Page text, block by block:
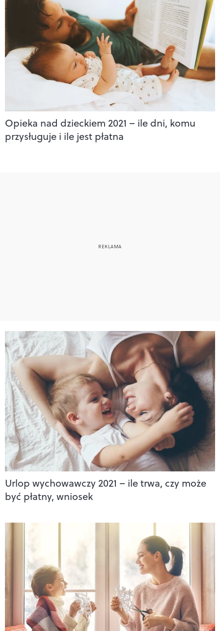
Opieka nad dzieckiem 2021 – ile dni, komu
przysługuje i ile jest płatna
Urlop wychowawczy 2021 – ile trwa, czy może
być płatny, wniosek